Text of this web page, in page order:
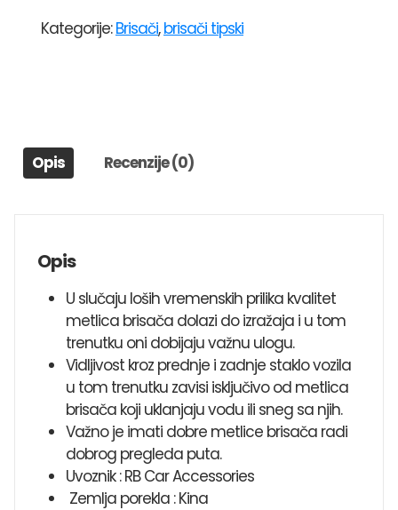
Metlice
2012
količina
Kategorije:Brisači,brisači tipski
Opis Recenzije (0)
Opis
U slučaju loših vremenskih prilika kvalitet
metlica brisača dolazi do izražaja i u tom
trenutku oni dobijaju važnu ulogu.
Vidljivost kroz prednje i zadnje staklo vozila
u tom trenutku zavisi isključivo od metlica
brisača koji uklanjaju vodu ili sneg sa njih.
Važno je imati dobre metlice brisača radi
dobrog pregleda puta.
Uvoznik : RB Car Accessories
Zemlja porekla : Kina